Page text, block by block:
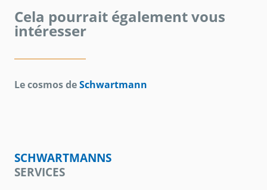
Cela pourrait également vous
intéresser
Le cosmos deSchwartmann
SCHWARTMANNS
SERVICES